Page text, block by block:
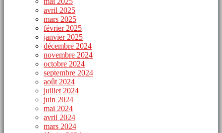
avril 2025
mars 2025
février 2025
janvier 2025
décembre 2024
novembre 2024
octobre 2024
septembre 2024
août 2024
juillet 2024
juin 2024
mai 2024
avril 2024
mars 2024